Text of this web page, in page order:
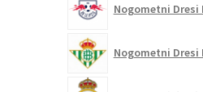
Nogometni Dresi
Nogometni Dresi